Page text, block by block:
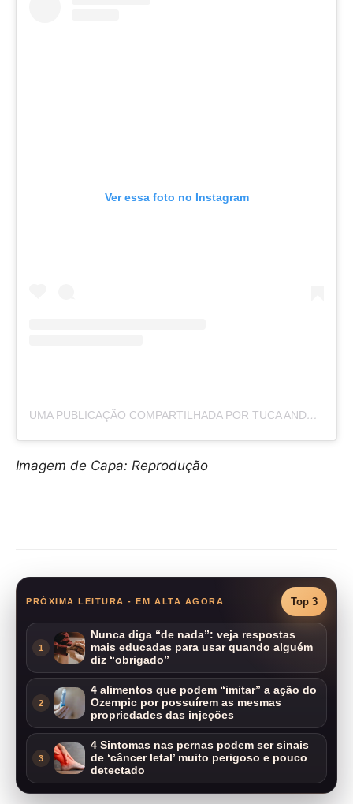
Ver essa foto no Instagram
UMA PUBLICAÇÃO COMPARTILHADA POR TUCA ANDRADA (@TUCAANDRADAOFICIAL)
Imagem de Capa: Reprodução
PRÓXIMA LEITURA - EM ALTA AGORA Top 3
1
Nunca diga “de nada”: veja respostas
mais educadas para usar quando alguém
diz “obrigado”
2
4 alimentos que podem “imitar” a ação do
Ozempic por possuírem as mesmas
propriedades das injeções
3
4 Sintomas nas pernas podem ser sinais
de ‘câncer letal’ muito perigoso e pouco
detectado